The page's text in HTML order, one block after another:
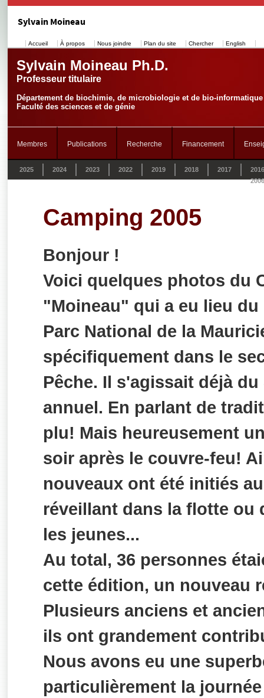
Sylvain Moineau
Accueil À propos Nous joindre Plan du site Chercher English
Sylvain Moineau Ph.D.
Professeur titulaire
Département de biochimie, de microbiologie et de bio-informatique
Faculté des sciences et de génie
Membres Publications Recherche Financement
2025 2024 2023 2022 2019 2018 2017
2016
2006
Camping 2005
Bonjour !
Voici quelques photos du
"Moineau" qui a eu lieu du
Parc National de la
spécifiquement dans le
Pêche. Il s'agissait déjà
annuel. En parlant de
plu! Mais heureusement
soir après le couvre-feu!
nouveaux ont été initiés
réveillant dans la flotte ou
les jeunes...
Au total, 36 personnes
cette édition, un nouveau
Plusieurs anciens et
ils ont grandement
Nous avons eu une
particulièrement la